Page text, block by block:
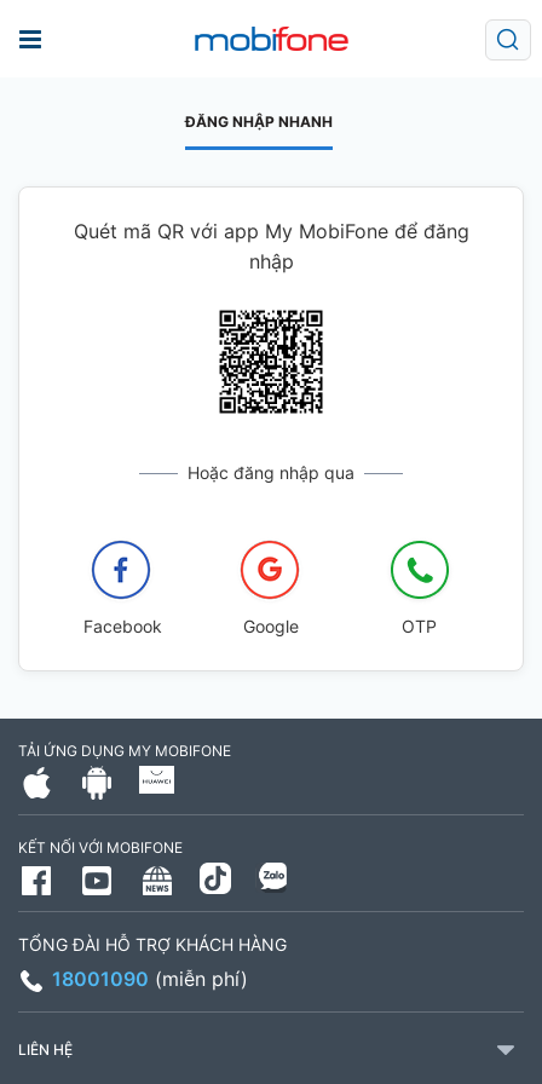
ĐĂNG NHẬP NHANH
Quét mã QR với app My MobiFone để đăng
nhập
Hoặc đăng nhập qua
Facebook Google OTP
TẢI ỨNG DỤNG MY MOBIFONE
KẾT NỐI VỚI MOBIFONE
TỔNG ĐÀI HỖ TRỢ KHÁCH HÀNG
18001090 (miễn phí)
LIÊN HỆ